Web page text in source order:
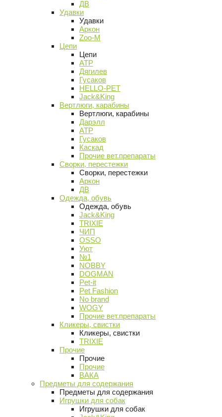
ДВ
Удавки
Удавки
Аркон
Zoo-M
Цепи
Цепи
АТР
Дягилев
Гусаков
HELLO-PET
Jack&King
Вертлюги, карабины
Вертлюги, карабины
Дарэлл
АТР
Гусаков
Каскад
Прочие вет.препараты
Сворки, перестежки
Сворки, перестежки
Аркон
ДВ
Одежда, обувь
Одежда, обувь
Jack&King
TRIXIE
ЧИП
OSSO
Уют
№1
NOBBY
DOGMAN
Pet-it
Pet Fashion
No brand
WOGY
Прочие вет.препараты
Кликеры, свистки
Кликеры, свистки
TRIXIE
Прочие
Прочие
Прочие
ВАКА
Предметы для содержания
Предметы для содержания
Игрушки для собак
Игрушки для собак